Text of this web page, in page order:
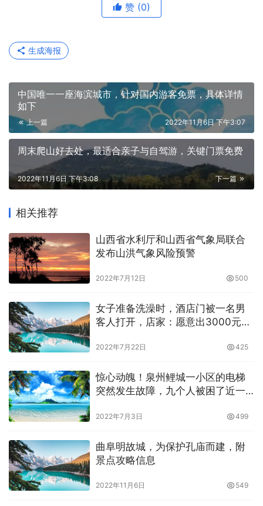
赞 (0)
生成海报
中国唯一一座海滨城市，针对国内游客免票，具体详情
如下
上一篇 2022年11月6日 下午3:07
周末爬山好去处，最适合亲子与自驾游，关键门票免费
下一篇
2022年11月6日 下午3:08
相关推荐
山西省水利厅和山西省气象局联合
发布山洪气象风险预警
2022年7月12日 500
女子准备洗澡时，酒店门被一名男
客人打开，店家：愿意出3000元作
2022年7月22日 425
惊心动魄！泉州鲤城一小区的电梯
突然发生故障，九个人被困了近一
2022年7月3日 499
曲阜明故城，为保护孔庙而建，附
景点攻略信息
2022年11月6日 549